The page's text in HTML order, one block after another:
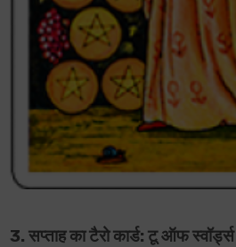
3. सप्ताह का टैरो कार्ड: टू ऑफ स्वॉर्ड्स